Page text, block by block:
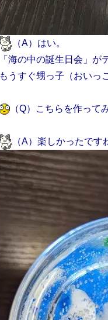
（A）はい。
「海の中の誕生日会」が
もうすぐ甥っ子（おいっ
（Q）こちらを作って
（A）楽しかったで